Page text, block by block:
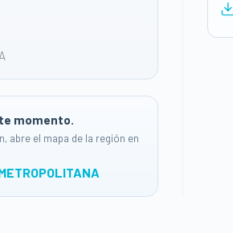
momento.
abre el mapa de la región en